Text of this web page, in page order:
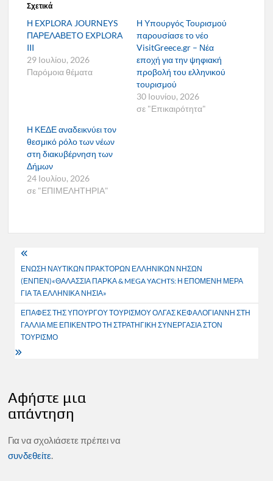
Σχετικά
Η EXPLORA JOURNEYS
ΠΑΡΕΛΑΒΕΤΟ EXPLORA
III
29 Ιουλίου, 2026
Παρόμοια θέματα
Η Υπουργός Τουρισμού
παρουσίασε το νέο
VisitGreece.gr – Νέα
εποχή για την ψηφιακή
προβολή του ελληνικού
τουρισμού
30 Ιουνίου, 2026
σε "Επικαιρότητα"
Η ΚΕΔΕ αναδεικνύει τον
θεσμικό ρόλο των νέων
στη διακυβέρνηση των
Δήμων
24 Ιουλίου, 2026
σε "ΕΠΙΜΕΛΗΤΗΡΙΑ"
Πλοήγηση
άρθρων
ΕΝΩΣΗ ΝΑΥΤΙΚΩΝ ΠΡΑΚΤΟΡΩΝ ΕΛΛΗΝΙΚΩΝ ΝΗΣΩΝ
(ΕΝΠΕΝ)«ΘΑΛΑΣΣΙΑ ΠΑΡΚΑ & MEGA YACHTS: Η ΕΠΟΜΕΝΗ ΜΕΡΑ
ΓΙΑ ΤΑ ΕΛΛΗΝΙΚΑ ΝΗΣΙΑ»
ΕΠΑΦΕΣ ΤΗΣ ΥΠΟΥΡΓΟΥ ΤΟΥΡΙΣΜΟΥ ΟΛΓΑΣ ΚΕΦΑΛΟΓΙΑΝΝΗ ΣΤΗ
ΓΑΛΛΙΑ ΜΕ ΕΠΙΚΕΝΤΡΟ ΤΗ ΣΤΡΑΤΗΓΙΚΗ ΣΥΝΕΡΓΑΣΙΑ ΣΤΟΝ
ΤΟΥΡΙΣΜΟ
Αφήστε μια
απάντηση
Για να σχολιάσετε πρέπει να
συνδεθείτε.